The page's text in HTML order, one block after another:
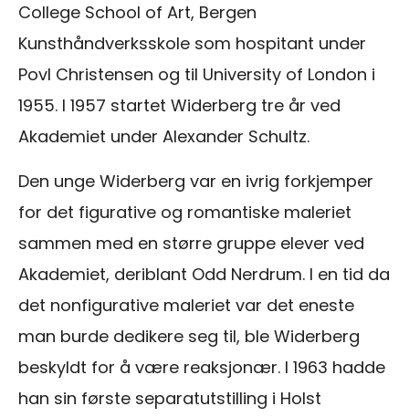
College School of Art, Bergen
Kunsthåndverksskole som hospitant under
Povl Christensen og til University of London i
1955. I 1957 startet Widerberg tre år ved
Akademiet under Alexander Schultz.
Den unge Widerberg var en ivrig forkjemper
for det figurative og romantiske maleriet
sammen med en større gruppe elever ved
Akademiet, deriblant Odd Nerdrum. I en tid da
det nonfigurative maleriet var det eneste
man burde dedikere seg til, ble Widerberg
beskyldt for å være reaksjonær. I 1963 hadde
han sin første separatutstilling i Holst